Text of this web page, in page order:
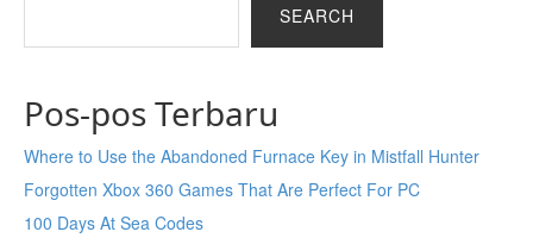
SEARCH
Pos-pos Terbaru
Where to Use the Abandoned Furnace Key in Mistfall Hunter
Forgotten Xbox 360 Games That Are Perfect For PC
100 Days At Sea Codes